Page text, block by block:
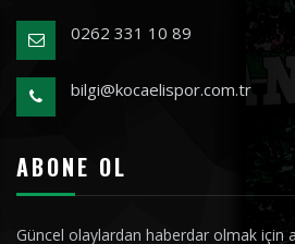
0262 331 10 89
bilgi@kocaelispor.com.tr
ABONE OL
Güncel olaylardan haberdar olmak için